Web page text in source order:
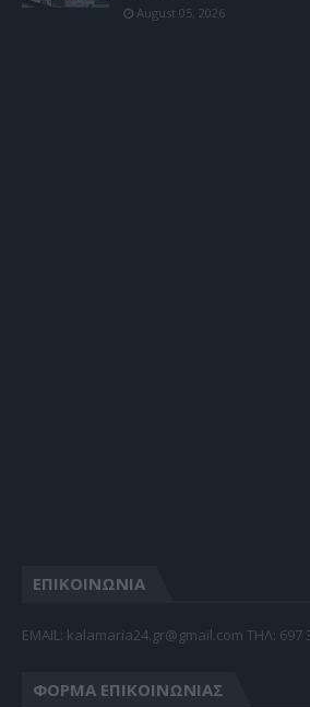
August 05, 2026
ΕΠΙΚΟΙΝΩΝΙΑ
EMAIL: kalamaria24.gr@gmail.com TΗΛ: 697
ΦΌΡΜΑ ΕΠΙΚΟΙΝΩΝΊΑΣ